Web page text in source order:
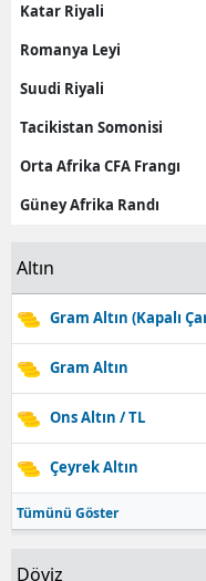
Katar Riyali
Romanya Leyi
Suudi Riyali
Tacikistan Somonisi
Orta Afrika CFA Frangı
Güney Afrika Randı
Altın
Gram Altın (Kapalı
Gram Altın
Ons Altın / TL
Çeyrek Altın
Tümünü Göster
Döviz